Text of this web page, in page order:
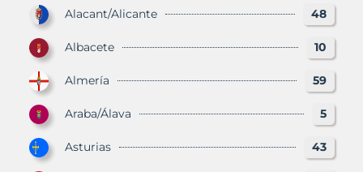
Alacant/Alicante 48
Albacete 10
Almería 59
Araba/Álava 5
Asturias 43